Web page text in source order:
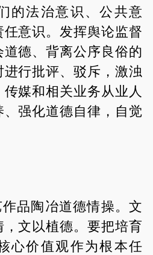
的法治意识、公共意
意识。发挥舆论监督
德、背离公序良俗的
行批评、驳斥，激浊
媒和相关业务从业人
、强化道德自律，自觉
品陶冶道德情操。文
文以植德。要把培育
心价值观作为根本任